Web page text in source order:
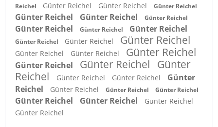
Reichel
Günter Reichel Günter Reichel Günter Reichel
Günter Reichel Günter Reichel Günter Reichel
Günter Reichel Günter Reichel Günter Reichel
Günter Reichel Günter Reichel Günter Reichel
Günter Reichel Günter Reichel Günter Reichel
Günter Reichel Günter Reichel
Günter
Reichel
Günter Reichel Günter Reichel
Günter
Reichel
Günter Reichel Günter Reichel Günter Reichel
Günter Reichel Günter Reichel
Günter Reichel
Günter Reichel